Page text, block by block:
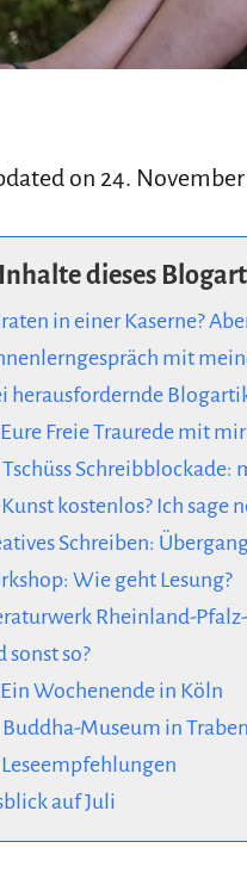
on 24.
dieses
in einer Kaserne?
mit
herausfordernde
Eure Freie Traurede mit
Tschüss Schreibblockade:
Kunst kostenlos? Ich sage
Schreiben:
Wie geht Lesung?
Rheinland-Pfalz-
sonst so?
Ein Wochenende in Köln
Buddha-Museum in
Leseempfehlungen
auf Juli